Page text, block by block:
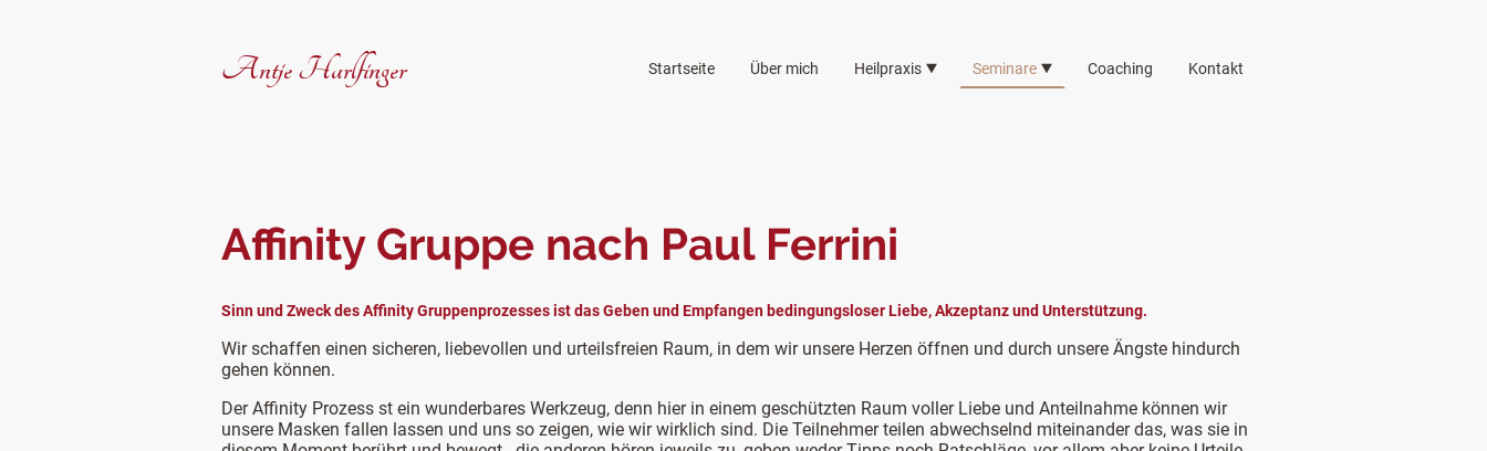
Antje Harlfinger Startseite Über mich Heilpraxis Seminare Coaching Kontakt
Affinity Gruppe nach Paul Ferrini
Sinn und Zweck des Affinity Gruppenprozesses ist das Geben und Empfangen bedingungsloser Liebe, Akzeptanz und Unterstützung.
Wir schaffen einen sicheren, liebevollen und urteilsfreien Raum, in dem wir unsere Herzen öffnen und durch unsere Ängste hindurch
gehen können.
Der Affinity Prozess st ein wunderbares Werkzeug, denn hier in einem geschützten Raum voller Liebe und Anteilnahme können wir
unsere Masken fallen lassen und uns so zeigen, wie wir wirklich sind. Die Teilnehmer teilen abwechselnd miteinander das, was sie in